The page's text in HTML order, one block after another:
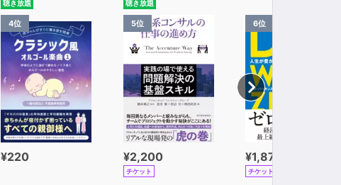
聴き放題
4位
¥220
聴き放題
5位
¥2,200
チケット
6位
¥1,870
チケット